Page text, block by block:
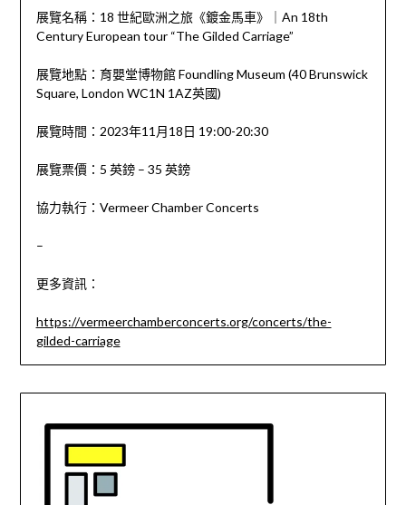
展覽名稱：18 世紀歐洲之旅《鍍金馬車》｜An 18th
Century European tour “The Gilded Carriage”
展覽地點：育嬰堂博物館 Foundling Museum (40 Brunswick
Square, London WC1N 1AZ英國)
展覽時間：2023年11月18日 19:00-20:30
展覽票價：5 英鎊 – 35 英鎊
協力執行：Vermeer Chamber Concerts
–
更多資訊：
https://vermeerchamberconcerts.org/concerts/the-
gilded-carriage